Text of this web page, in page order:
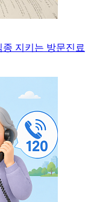
지키는 방문진료